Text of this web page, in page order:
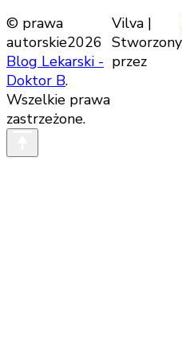
© prawa
autorskie2026
Blog Lekarski -
Doktor B.
Wszelkie prawa
zastrzeżone.
Vilva |
Stworzony
przez